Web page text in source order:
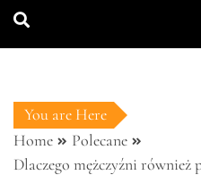
You are Here
Home
Polecane
Dlaczego mężczyźni